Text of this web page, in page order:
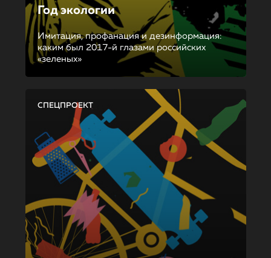
Год экологии
Имитация, профанация и дезинформация:
каким был 2017-й глазами российских
«зеленых»
СПЕЦПРОЕКТ